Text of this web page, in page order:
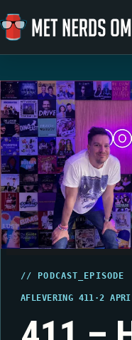
Ga naar de inhoud
// PODCAST_EPISODE
AFLEVERING 411 ·2